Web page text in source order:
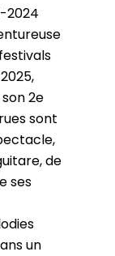
2024
2e
sont
de
ses
un